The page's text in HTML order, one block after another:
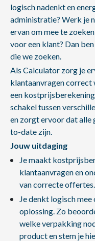
logisch nadenkt en
administratie? Werk je
ervan om mee te
voor een klant? Dan
die we zoeken.
Als Calculator zorg je
klantaanvragen correct
een
schakel tussen
en zorgt ervoor dat alle
to-date zijn.
Jouw uitdaging
Je maakt
klantaanvragen en
van correcte offertes.
Je denkt logisch
oplossing. Zo
welke verpakking
product en stem je